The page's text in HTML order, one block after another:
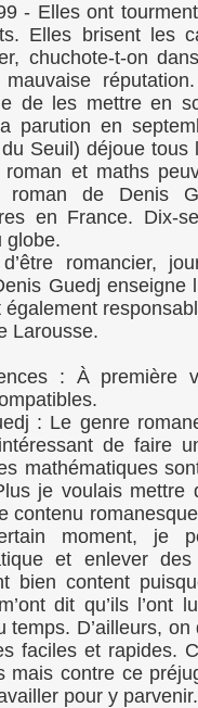
- Elles ont
Elles brisent les
chuchote-t-on
de les mettre en
parution en
Seuil) déjoue
et maths
roman de Denis
en France. Dix-
globe.
romancier,
Guedj enseigne
également
Larousse.
: À première
: Le genre
de faire
mathématiques
je voulais
contenu
moment, je
et enlever
bien content
dit qu’ils
temps. D’ailleurs,
faciles et rapides.
mais contre ce
pour y parvenir.